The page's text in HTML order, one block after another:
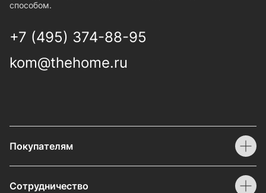
способом.
+7 (495) 374-88-95
kom@thehome.ru
Покупателям
Сотрудничество